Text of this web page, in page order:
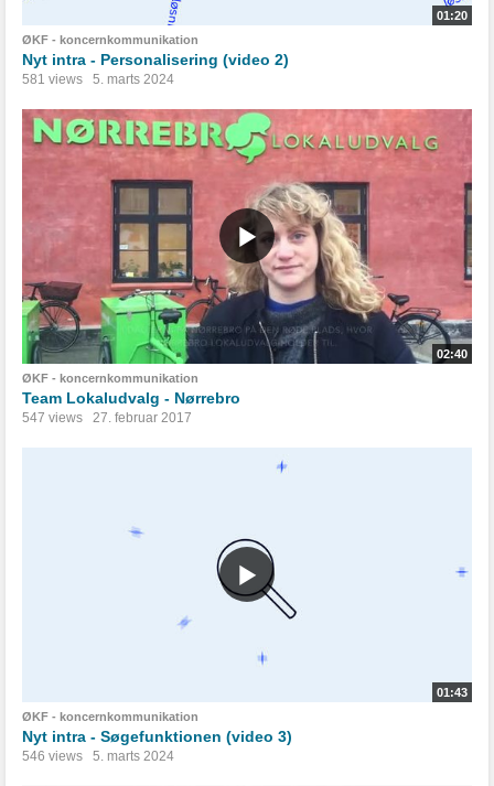
01:20
ØKF - koncernkommunikation
Nyt intra - Personalisering (video 2)
581 views 5. marts 2024
02:40
ØKF - koncernkommunikation
Team Lokaludvalg - Nørrebro
547 views 27. februar 2017
01:43
ØKF - koncernkommunikation
Nyt intra - Søgefunktionen (video 3)
546 views 5. marts 2024